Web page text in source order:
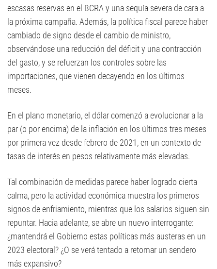
escasas reservas en el BCRA y una sequía severa de cara a
la próxima campaña. Además, la política fiscal parece haber
cambiado de signo desde el cambio de ministro,
observándose una reducción del déficit y una contracción
del gasto, y se refuerzan los controles sobre las
importaciones, que vienen decayendo en los últimos
meses.
En el plano monetario, el dólar comenzó a evolucionar a la
par (o por encima) de la inflación en los últimos tres meses
por primera vez desde febrero de 2021, en un contexto de
tasas de interés en pesos relativamente más elevadas.
Tal combinación de medidas parece haber logrado cierta
calma, pero la actividad económica muestra los primeros
signos de enfriamiento, mientras que los salarios siguen sin
repuntar. Hacia adelante, se abre un nuevo interrogante:
¿mantendrá el Gobierno estas políticas más austeras en un
2023 electoral? ¿O se verá tentado a retomar un sendero
más expansivo?